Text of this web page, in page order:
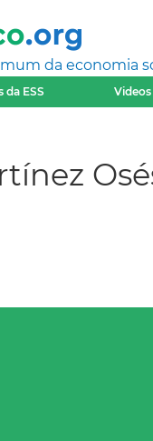
da economia
da ESS Videos